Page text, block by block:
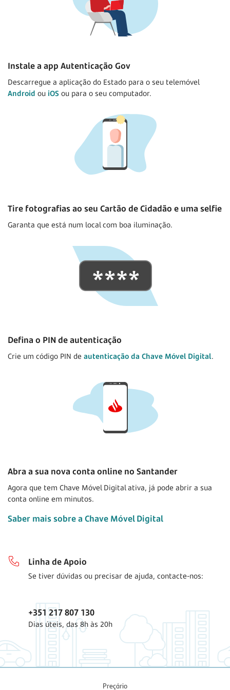
particulares, e cartão de cidadão válido
se for empresário em nome individual (ENI):
cartão de cidadão, com morada e número de
credenciais de acesso ao netbanco
particulares, e cartão de cidadão válido
Instale a app Autenticação Gov
Descarregue a aplicação do Estado para o seu telemóvel
Android ou iOS ou para o seu computador.
Tire fotografias ao seu Cartão de Cidadão e uma selfie
Garanta que está num local com boa iluminação.
Defina o PIN de autenticação
Crie um código PIN de autenticação da Chave Móvel Digital.
Abra a sua nova conta online no Santander
Agora que tem Chave Móvel Digital ativa, já pode abrir a sua
conta online em minutos.
Saber mais sobre a Chave Móvel Digital
Linha de Apoio
Se tiver dúvidas ou precisar de ajuda, contacte-nos:
+351 217 807 130
Dias úteis, das 8h às 20h
Preçário